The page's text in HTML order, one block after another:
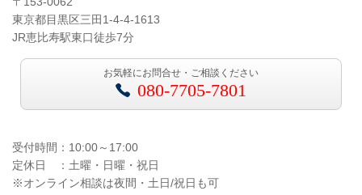
東京都目黒区三田1-4-4-1613
JR恵比寿駅東口徒歩7分
お気軽にお問合せ・ご相談ください
080-7705-7801
受付時間：10:00～17:00
定休日 ：土曜・日曜・祝日
※オンライン相談は夜間・土日/祝日も可